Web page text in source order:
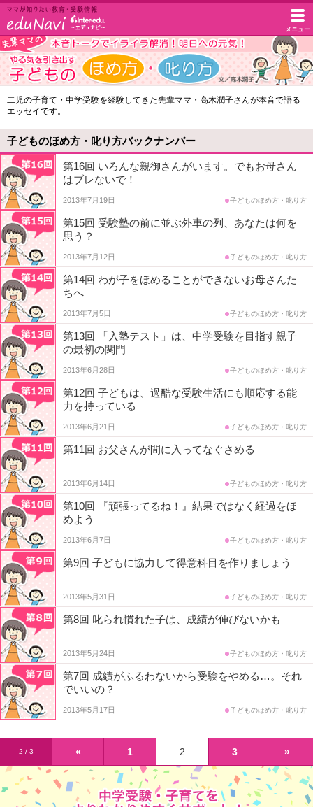
イ
ン
タ
ー
エ
デ
ュ・
ド
ッ
ト
コ
ム
エ
デ
ュ
ナ
ビ
マ
マ
が
知
り
た
い
教
育・
受
験
情
報
メニュー
子
ど
も
の
ほ
め
方・
叱
り
方
二児の子育て・中学受験を経験してきた先輩ママ・高木潤子さんが本音で語る
エッセイです。
子どものほめ方・叱り方バックナンバー
第16回 いろんな親御さんがいます。でもお母さん
はブレないで！
2013年7月19日 子どものほめ方・叱り方
第15回 受験塾の前に並ぶ外車の列、あなたは何を
思う？
2013年7月12日 子どものほめ方・叱り方
第14回 わが子をほめることができないお母さんた
ちへ
2013年7月5日 子どものほめ方・叱り方
第13回 「入塾テスト」は、中学受験を目指す親子
の最初の関門
2013年6月28日 子どものほめ方・叱り方
第12回 子どもは、過酷な受験生活にも順応する能
力を持っている
2013年6月21日 子どものほめ方・叱り方
第11回 お父さんが間に入ってなぐさめる
2013年6月14日 子どものほめ方・叱り方
第10回 『頑張ってるね！』結果ではなく経過をほ
めよう
2013年6月7日 子どものほめ方・叱り方
第9回 子どもに協力して得意科目を作りましょう
2013年5月31日 子どものほめ方・叱り方
第8回 叱られ慣れた子は、成績が伸びないかも
2013年5月24日 子どものほめ方・叱り方
第7回 成績がふるわないから受験をやめる…。それ
でいいの？
2013年5月17日 子どものほめ方・叱り方
2 / 3 « 1 2 3 »